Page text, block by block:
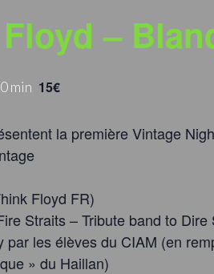
–
min 15€
la première Vintage
Floyd FR)
Straits – Tribute band to Dire
les élèves du CIAM (en
» du Haillan)